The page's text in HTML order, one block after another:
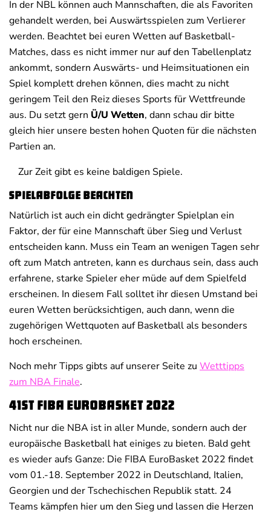
In der NBL können auch Mannschaften, die als Favoriten
gehandelt werden, bei Auswärtsspielen zum Verlierer
werden. Beachtet bei euren Wetten auf Basketball-
Matches, dass es nicht immer nur auf den Tabellenplatz
ankommt, sondern Auswärts- und Heimsituationen ein
Spiel komplett drehen können, dies macht zu nicht
geringem Teil den Reiz dieses Sports für Wettfreunde
aus. Du setzt gern Ü/U Wetten, dann schau dir bitte
gleich hier unsere besten hohen Quoten für die nächsten
Partien an.
Zur Zeit gibt es keine baldigen Spiele.
Spielabfolge beachten
Natürlich ist auch ein dicht gedrängter Spielplan ein
Faktor, der für eine Mannschaft über Sieg und Verlust
entscheiden kann. Muss ein Team an wenigen Tagen sehr
oft zum Match antreten, kann es durchaus sein, dass auch
erfahrene, starke Spieler eher müde auf dem Spielfeld
erscheinen. In diesem Fall solltet ihr diesen Umstand bei
euren Wetten berücksichtigen, auch dann, wenn die
zugehörigen Wettquoten auf Basketball als besonders
hoch erscheinen.
Noch mehr Tipps gibts auf unserer Seite zu Wetttipps
zum NBA Finale.
41st FIBA EuroBasket 2022
Nicht nur die NBA ist in aller Munde, sondern auch der
europäische Basketball hat einiges zu bieten. Bald geht
es wieder aufs Ganze: Die FIBA EuroBasket 2022 findet
vom 01.-18. September 2022 in Deutschland, Italien,
Georgien und der Tschechischen Republik statt. 24
Teams kämpfen hier um den Sieg und lassen die Herzen